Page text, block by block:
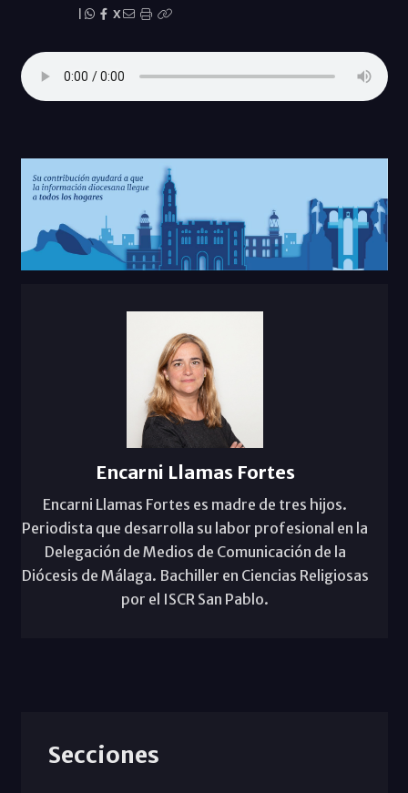
X
Encarni Llamas Fortes
Encarni Llamas Fortes es madre de tres hijos.
Periodista que desarrolla su labor profesional en la
Delegación de Medios de Comunicación de la
Diócesis de Málaga. Bachiller en Ciencias Religiosas
por el ISCR San Pablo.
Secciones